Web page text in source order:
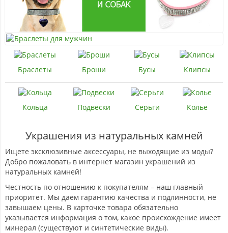
Браслеты Броши Бусы Клипсы
Кольца Подвески Серьги Колье
Украшения из натуральных камней
Ищете эксклюзивные аксессуары, не выходящие из моды?
Добро пожаловать в интернет магазин украшений из
натуральных камней!
Честность по отношению к покупателям – наш главный
приоритет. Мы даем гарантию качества и подлинности, не
завышаем цены. В карточке товара обязательно
указывается информация о том, какое происхождение имеет
минерал (существуют и синтетические виды).